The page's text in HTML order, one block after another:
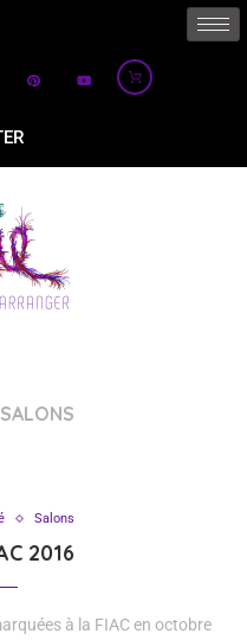
SALONS
Salons
2016
à la FIAC en octobre